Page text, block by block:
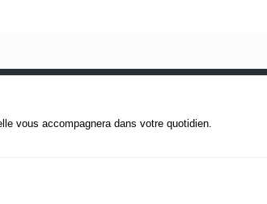
vous accompagnera dans votre quotidien.